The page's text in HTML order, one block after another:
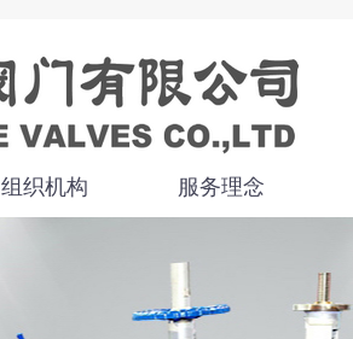
组织机构 服务理念